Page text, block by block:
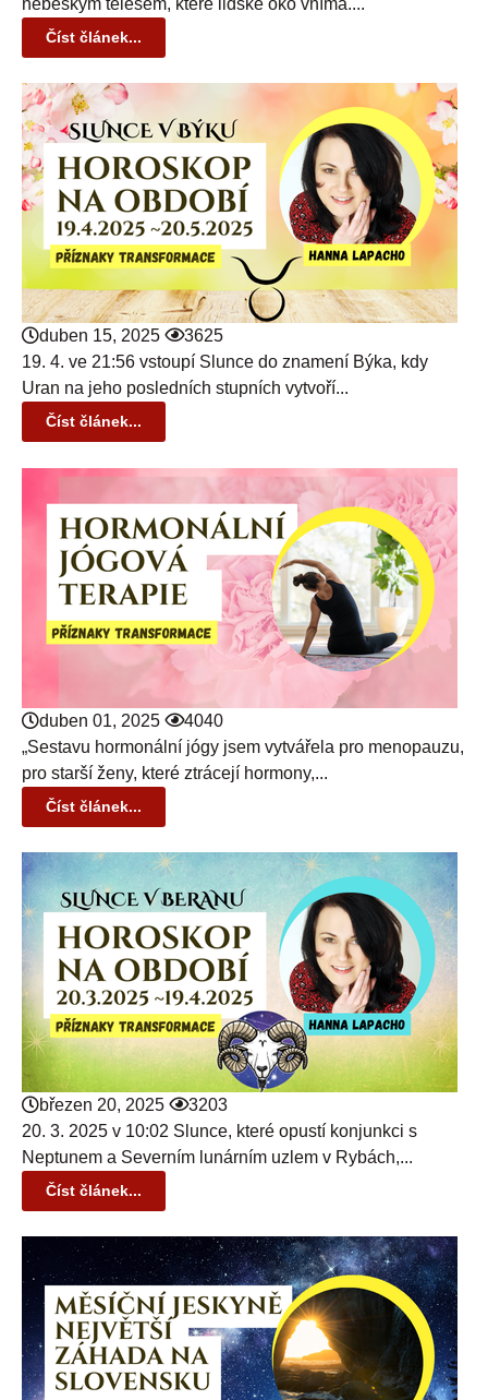
nebeským tělesem, které lidské oko vnímá....
Číst článek...
duben 15, 2025
3625
19. 4. ve 21:56 vstoupí Slunce do znamení Býka, kdy
Uran na jeho posledních stupních vytvoří...
Číst článek...
duben 01, 2025
4040
„Sestavu hormonální jógy jsem vytvářela pro menopauzu,
pro starší ženy, které ztrácejí hormony,...
Číst článek...
březen 20, 2025
3203
20. 3. 2025 v 10:02 Slunce, které opustí konjunkci s
Neptunem a Severním lunárním uzlem v Rybách,...
Číst článek...